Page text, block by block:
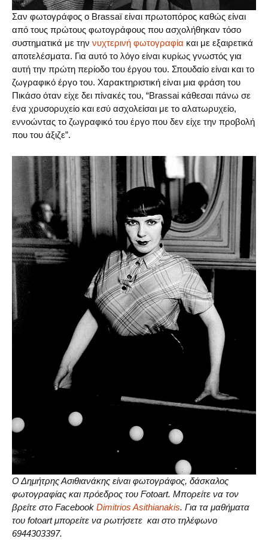
Σαν φωτογράφος ο Brassaï είναι πρωτοπόρος καθώς είναι
από τους πρώτους φωτογράφους που ασχολήθηκαν τόσο
συστηματικά με την νυχτερινή φωτογραφία και με εξαιρετικά
αποτελέσματα. Για αυτό το λόγο είναι κυρίως γνωστός για
αυτή την πρώτη περίοδο του έργου του. Σπουδαίο είναι και το
ζωγραφικό έργο του. Χαρακτηριστική είναι μια φράση του
Πικάσο όταν είχε δει πίνακές του, “Brassai κάθεσαι πάνω σε
ένα χρυσορυχείο και εσύ ασχολείσαι με το αλατωρυχείο,
εννοώντας το ζωγραφικό του έργο που δεν είχε την προβολή
που του άξιζε”.
Ο Δημήτρης Ασιθιανάκης είναι φωτογράφος, δάσκαλος
φωτογραφίας και πρόεδρος του Fotoart. Μπορείτε να τον
βρείτε στο Facebook Dimitrios Asithianakis. Για τα μαθήματα
του fotoart μπορείτε να ρωτήσετε και στο τηλέφωνο
6944303397.